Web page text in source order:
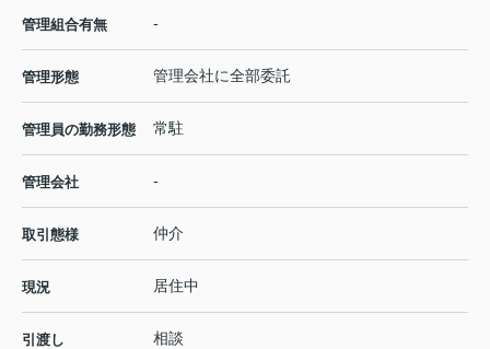
管理組合有無 -
管理形態 管理会社に全部委託
管理員の勤務形態 常駐
管理会社 -
取引態様 仲介
現況 居住中
引渡し 相談